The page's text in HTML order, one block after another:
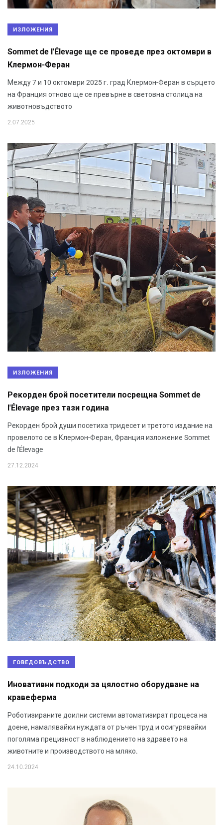
ИЗЛОЖЕНИЯ
Sommet de l'Élevage ще се проведе през октомври в
Клермон-Феран
Между 7 и 10 октомври 2025 г. град Клермон-Феран в сърцето
на Франция отново ще се превърне в световна столица на
животновъдството
2.07.2025
ИЗЛОЖЕНИЯ
Рекорден брой посетители посрещна Sommet de
l'Élevage през тази година
Рекорден брой души посетиха тридесет и третото издание на
провелото се в Клермон-Феран, Франция изложение Sommet
de l'Élevage
27.12.2024
ГОВЕДОВЪДСТВО
Иновативни подходи за цялостно оборудване на
кравеферма
Роботизираните доилни системи автоматизират процеса на
доене, намалявайки нуждата от ръчен труд и осигурявайки
поголяма прецизност в наблюдението на здравето на
животните и производството на мляко.
24.10.2024